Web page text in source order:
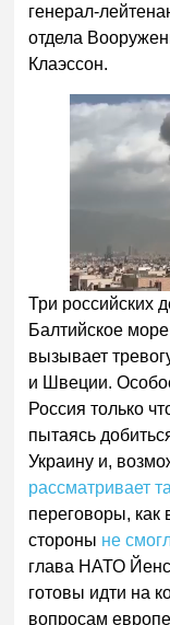
генерал-
отдела
Клаэссон.
Три российских
Балтийское
вызывает
и Швеции.
Россия только
пытаясь
Украину и,
рассматривает
переговоры, как
стороны не
глава НАТО
готовы идти на
вопросам